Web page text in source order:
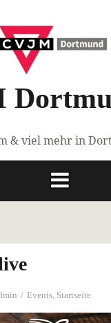
& viel mehr in
Events, Startseite